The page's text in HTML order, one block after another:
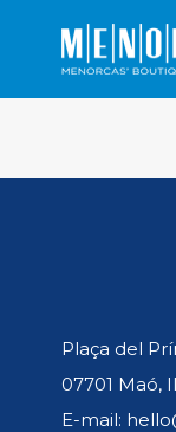
Plaça del
07701 Maó,
E-mail: